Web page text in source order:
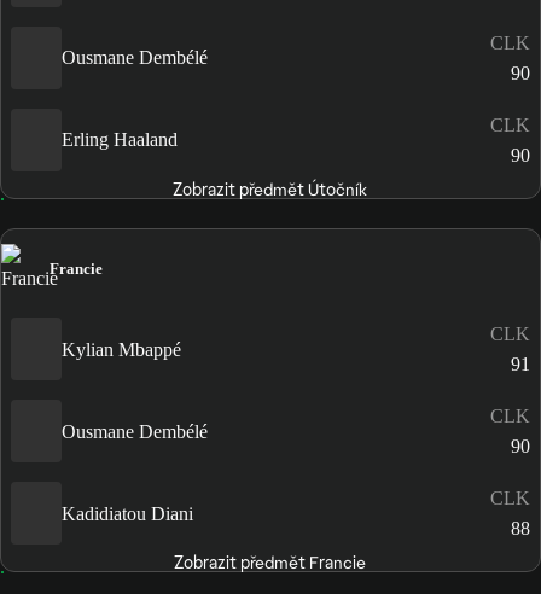
Ousmane Dembélé
CLK
90
Erling Haaland
CLK
90
Zobrazit předmět Útočník
Francie
Kylian Mbappé
CLK
91
Ousmane Dembélé
CLK
90
Kadidiatou Diani
CLK
88
Zobrazit předmět Francie